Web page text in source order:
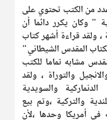
من الكتب تحتوي على
" وكان يكرر دائما أن
قراءة أشهر كتاب
المقدس الشيطاني"
مشابه تماما للكتب
والتوراة ، ولقد
والسويدية
والتركية ،وتم بيع
أمريكا وحدها ،لأن